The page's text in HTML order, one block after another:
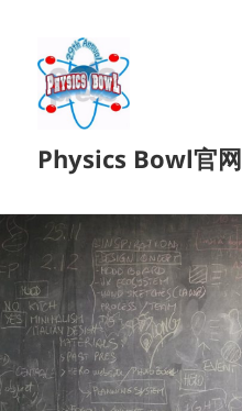
Physics Bowl官网